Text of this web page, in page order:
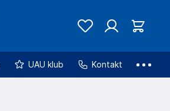
UAU klub Kontakt